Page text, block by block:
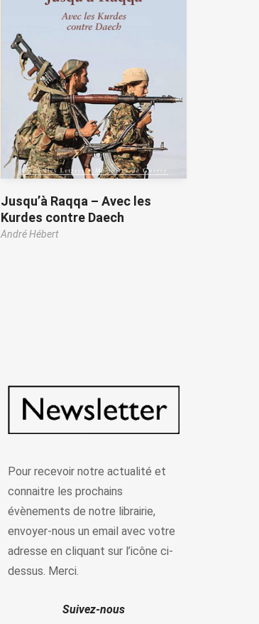
Jusqu’à Raqqa – Avec les
Kurdes contre Daech
André Hébert
Pour recevoir notre actualité et
connaitre les prochains
évènements de notre librairie,
envoyer-nous un email avec votre
adresse en cliquant sur l’icône ci-
dessus. Merci.
Suivez-nous